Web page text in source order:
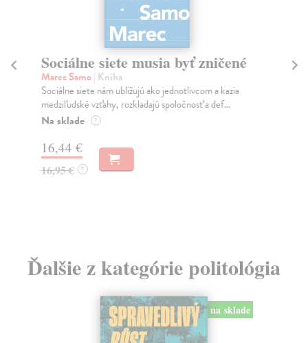
Sociálne siete musia byť zničené
Marec Samo| Kniha
Sociálne siete nám ubližujú ako jednotlivcom a kazia
medziľudské vzťahy, rozkladajú spoločnosť a def...
Na sklade ?
16,44 €
16,95 € ?
Ďalšie z kategórie politológia
na sklade